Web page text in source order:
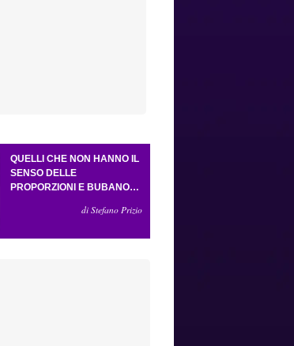
QUELLI CHE NON HANNO IL
SENSO DELLE
PROPORZIONI E BUBANO
di Stefano Prizio